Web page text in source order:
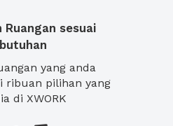
Ruangan sesuai
yang anda
ribuan pilihan yang
di XWORK